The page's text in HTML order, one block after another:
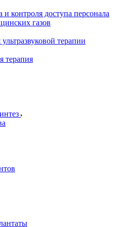
контроля доступа персонала
газов
терапии
терапия